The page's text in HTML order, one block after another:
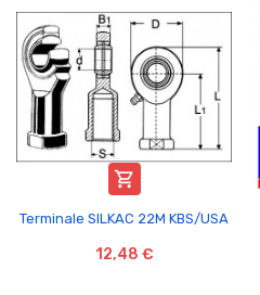

Terminale SILKAC 22M KBS/USA
12,48 €